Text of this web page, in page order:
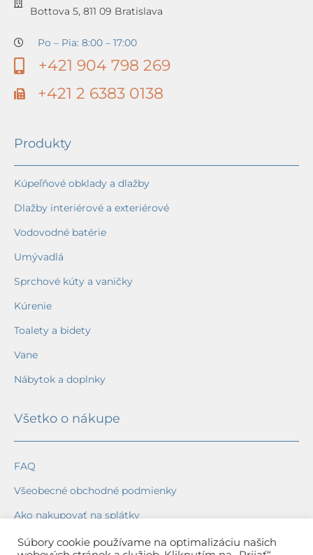
Bottova 5, 811 09 Bratislava
Po – Pia: 8:00 – 17:00
+421 904 798 269
+421 2 6383 0138
Produkty
Kúpeľňové obklady a dlažby
Dlažby interiérové a exteriérové
Vodovodné batérie
Umývadlá
Sprchové kúty a vaničky
Kúrenie
Toalety a bidety
Vane
Nábytok a doplnky
Všetko o nákupe
FAQ
Všeobecné obchodné podmienky
Ako nakupovať na splátky
Ochrana osobných údajov
Súbory cookie používame na optimalizáciu našich